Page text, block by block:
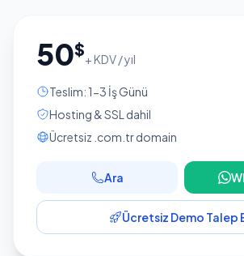
50$+ KDV / yıl
Teslim: 1-3 İş Günü
Hosting & SSL dahil
Ücretsiz .com.tr domain
Ara
Ücretsiz Demo Talep